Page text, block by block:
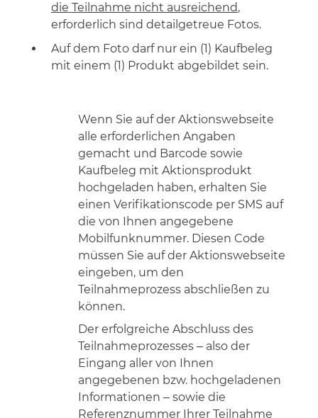
die Teilnahme nicht ausreichend,
erforderlich sind detailgetreue Fotos.
Auf dem Foto darf nur ein (1) Kaufbeleg
mit einem (1) Produkt abgebildet sein.
Wenn Sie auf der Aktionswebseite
alle erforderlichen Angaben
gemacht und Barcode sowie
Kaufbeleg mit Aktionsprodukt
hochgeladen haben, erhalten Sie
einen Verifikationscode per SMS auf
die von Ihnen angegebene
Mobilfunknummer. Diesen Code
müssen Sie auf der Aktionswebseite
eingeben, um den
Teilnahmeprozess abschließen zu
können.
Der erfolgreiche Abschluss des
Teilnahmeprozesses – also der
Eingang aller von Ihnen
angegebenen bzw. hochgeladenen
Informationen – sowie die
Referenznummer Ihrer Teilnahme